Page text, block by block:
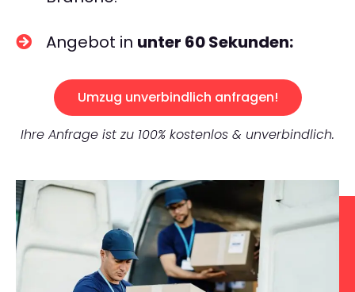
Angebot in unter 60 Sekunden:
Umzug unverbindlich anfragen!
Ihre Anfrage ist zu 100% kostenlos & unverbindlich.